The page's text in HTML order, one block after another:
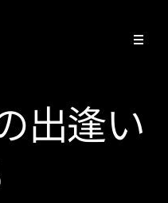
出逢い